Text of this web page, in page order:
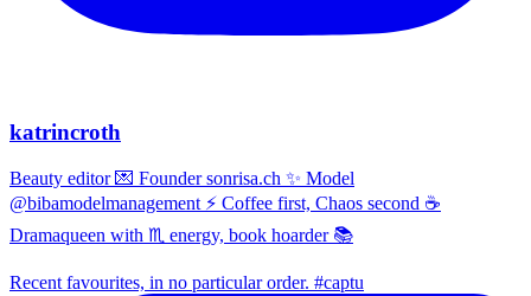
katrincroth
Beauty editor 💌 Founder sonrisa.ch ✨ Model
@bibamodelmanagement ⚡ Coffee first, Chaos second ☕
Dramaqueen with ♏ energy, book hoarder 📚
Recent favourites, in no particular order. #captu